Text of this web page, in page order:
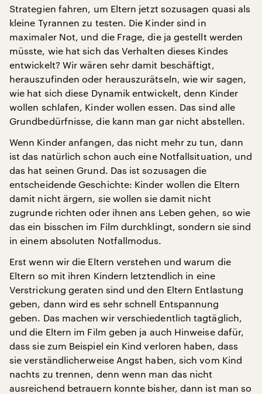
Strategien fahren, um Eltern jetzt sozusagen quasi als
kleine Tyrannen zu testen. Die Kinder sind in
maximaler Not, und die Frage, die ja gestellt werden
müsste, wie hat sich das Verhalten dieses Kindes
entwickelt? Wir wären sehr damit beschäftigt,
herauszufinden oder herauszurätseln, wie wir sagen,
wie hat sich diese Dynamik entwickelt, denn Kinder
wollen schlafen, Kinder wollen essen. Das sind alle
Grundbedürfnisse, die kann man gar nicht abstellen.
Wenn Kinder anfangen, das nicht mehr zu tun, dann
ist das natürlich schon auch eine Notfallsituation, und
das hat seinen Grund. Das ist sozusagen die
entscheidende Geschichte: Kinder wollen die Eltern
damit nicht ärgern, sie wollen sie damit nicht
zugrunde richten oder ihnen ans Leben gehen, so wie
das ein bisschen im Film durchklingt, sondern sie sind
in einem absoluten Notfallmodus.
Erst wenn wir die Eltern verstehen und warum die
Eltern so mit ihren Kindern letztendlich in eine
Verstrickung geraten sind und den Eltern Entlastung
geben, dann wird es sehr schnell Entspannung
geben. Das machen wir verschiedentlich tagtäglich,
und die Eltern im Film geben ja auch Hinweise dafür,
dass sie zum Beispiel ein Kind verloren haben, dass
sie verständlicherweise Angst haben, sich vom Kind
nachts zu trennen, denn wenn man das nicht
ausreichend betrauern konnte bisher, dann ist man so